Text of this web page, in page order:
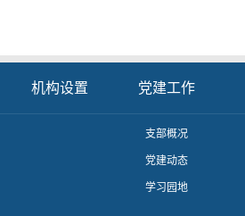
机构设置 党建工作
支部概况
党建动态
学习园地